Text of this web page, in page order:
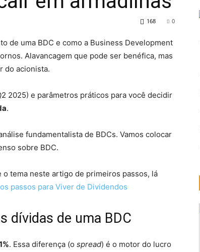
0
168
de uma BDC e como a Business Development
Alavancagem que pode ser benéfica, mas
do acionista.
2025) e parâmetros práticos para você decidir
.
fundamentalista de BDCs. Vamos colocar
sobre BDC.
tema neste artigo de primeiros passos, lá
passos para Viver de Dividendos
dívidas de uma BDC
. Essa diferença (o spread) é o motor do lucro